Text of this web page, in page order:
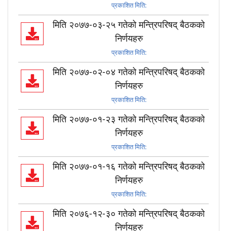
प्रकाशित मिति:
मिति २०७७-०३-२५ गतेको मन्त्रिपरिषद् बैठकको
निर्णयहरु
प्रकाशित मिति:
मिति २०७७-०२-०४ गतेको मन्त्रिपरिषद् बैठकको
निर्णयहरु
प्रकाशित मिति:
मिति २०७७-०१-२३ गतेको मन्त्रिपरिषद् बैठकको
निर्णयहरु
प्रकाशित मिति:
मिति २०७७-०१-१६ गतेको मन्त्रिपरिषद् बैठकको
निर्णयहरु
प्रकाशित मिति:
मिति २०७६-१२-३० गतेको मन्त्रिपरिषद् बैठकको
निर्णयहरु